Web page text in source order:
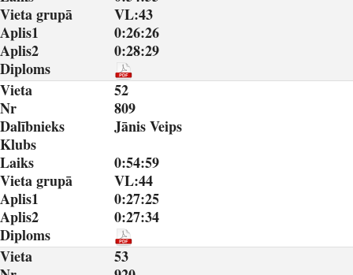
Vieta grupā
VL:43
Aplis1
0:26:26
Aplis2
0:28:29
Diploms
Vieta
52
Nr
809
Dalībnieks
Jānis Veips
Klubs
Laiks
0:54:59
Vieta grupā
VL:44
Aplis1
0:27:25
Aplis2
0:27:34
Diploms
Vieta
53